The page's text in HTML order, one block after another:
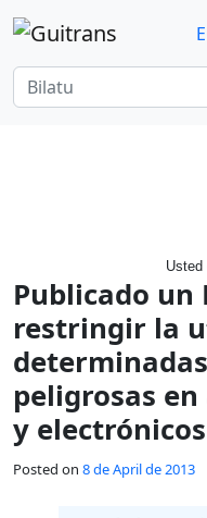
Skip to main content
Usted
Publicado un
restringir la
peligrosas
y electrónicos
Posted on 8 de April de 2013